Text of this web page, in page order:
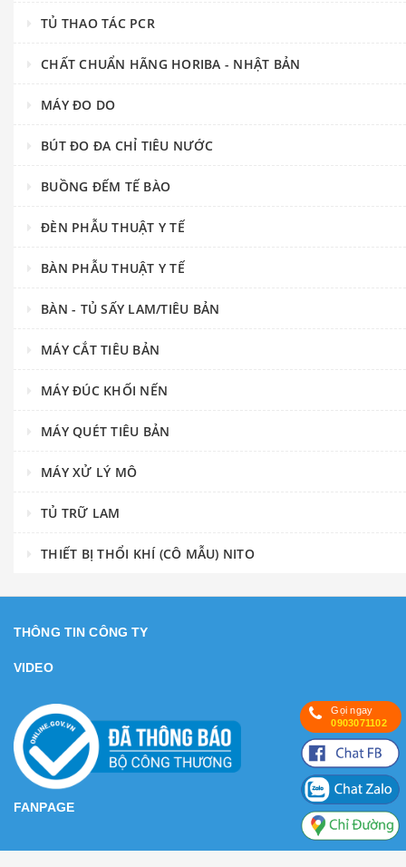
TỦ THAO TÁC PCR
CHẤT CHUẨN HÃNG HORIBA - NHẬT BẢN
MÁY ĐO DO
BÚT ĐO ĐA CHỈ TIÊU NƯỚC
BUỒNG ĐẾM TẾ BÀO
ĐÈN PHẪU THUẬT Y TẾ
BÀN PHẪU THUẬT Y TẾ
BÀN - TỦ SẤY LAM/TIÊU BẢN
MÁY CẮT TIÊU BẢN
MÁY ĐÚC KHỐI NẾN
MÁY QUÉT TIÊU BẢN
MÁY XỬ LÝ MÔ
TỦ TRỮ LAM
THIẾT BỊ THỔI KHÍ (CÔ MẪU) NITO
THÔNG TIN CÔNG TY
VIDEO
FANPAGE
Gọi ngay
0903071102